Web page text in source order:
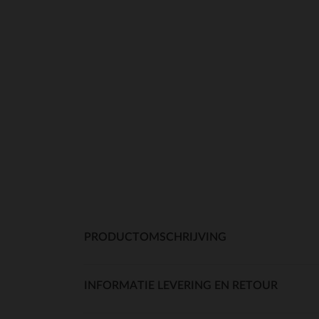
PRODUCTOMSCHRIJVING
INFORMATIE LEVERING EN RETOUR